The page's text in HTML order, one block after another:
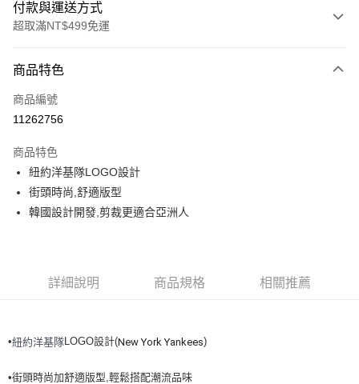
付款與運送方式
超取滿NT$499免運
信用卡一次付款
超商取貨付款
Apple Pay
街口支付
全家取貨付款<未取貨列黑名單/不支援離島取退>
全家取貨<不支援離島取退>
商品特色
商品編號
11262756
商品特色
紐約洋基隊LOGO設計
街頭時尚,舒適版型
韓國設計開發,剪裁更適合亞洲人
詳細說明 商品規格 相關推薦
•紐約洋基隊LOGO設計(New York Yankees)
•街頭時尚加舒適版型,輕鬆搭配潮流品味